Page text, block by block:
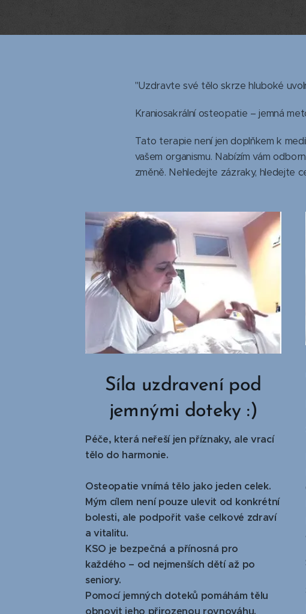
"Uzdravte své tělo skrze hluboké
Kraniosakrální osteopatie – jemná
Tato terapie není jen doplňkem k
vašem organismu. Nabízím vám
změně. Nehledejte zázraky, hledejte
Síla uzdravení pod
jemnými doteky :)
Péče, která neřeší jen příznaky, ale vrací
tělo do harmonie.
Osteopatie vnímá tělo jako jeden celek.
Mým cílem není pouze ulevit od konkrétní
bolesti, ale podpořit vaše celkové zdraví
a vitalitu.
KSO je bezpečná a přínosná pro
každého – od nejmenších dětí až po
seniory.
Pomocí jemných doteků pomáhám tělu
obnovit jeho přirozenou rovnováhu.